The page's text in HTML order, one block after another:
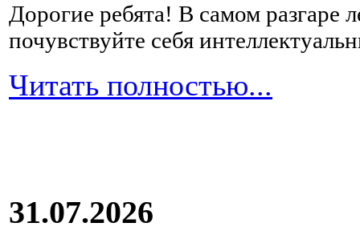
Дорогие ребята! В самом разгаре
почувствуйте себя
Читать полностью...
31.07.2026